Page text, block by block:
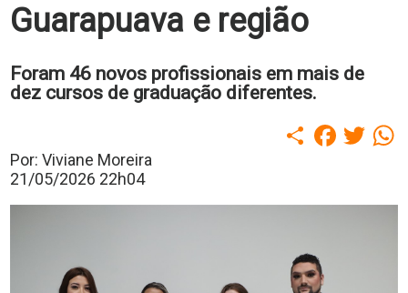
Tenha
um
Portal
de
Periódicos
Portal
da
Biblioteca
Guairacard
Destaque
Guarapuava e região
Foram 46 novos profissionais em mais de
dez cursos de graduação diferentes.
Compartilhar
Por: Viviane Moreira
21/05/2026 22h04